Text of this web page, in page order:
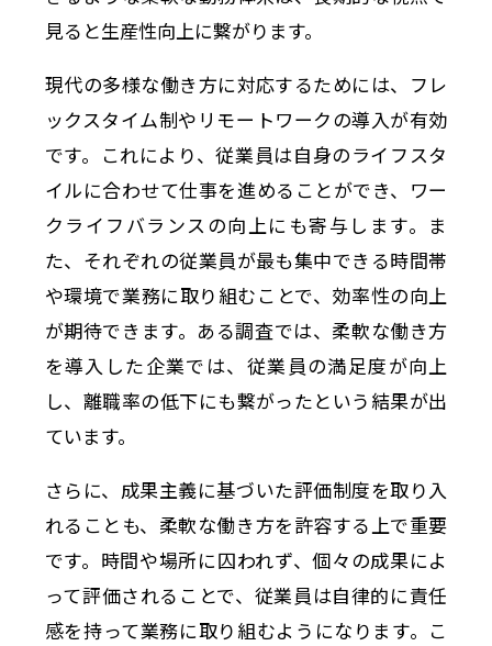
見ると生産性向上に繋がります。
現代の多様な働き方に対応するためには、フレ
ックスタイム制やリモートワークの導入が有効
です。これにより、従業員は自身のライフスタ
イルに合わせて仕事を進めることができ、ワー
クライフバランスの向上にも寄与します。ま
た、それぞれの従業員が最も集中できる時間帯
や環境で業務に取り組むことで、効率性の向上
が期待できます。ある調査では、柔軟な働き方
を導入した企業では、従業員の満足度が向上
し、離職率の低下にも繋がったという結果が出
ています。
さらに、成果主義に基づいた評価制度を取り入
れることも、柔軟な働き方を許容する上で重要
です。時間や場所に囚われず、個々の成果によ
って評価されることで、従業員は自律的に責任
感を持って業務に取り組むようになります。こ